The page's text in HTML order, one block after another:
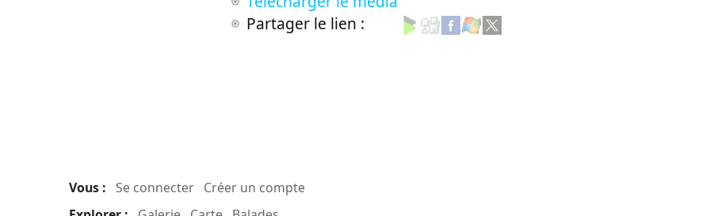
Partager le lien :
Vous : Se connecter Créer un compte